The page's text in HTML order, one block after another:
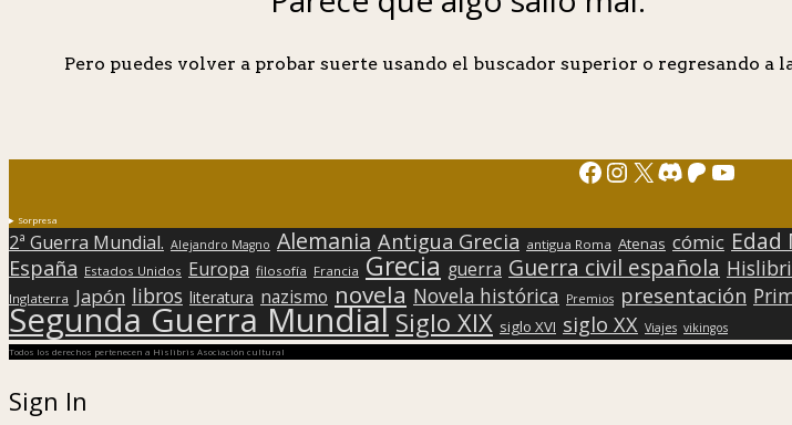
Pero puedes volver a probar suerte usando el buscador superior o regresando a
Facebook
Instagram
X Discord
Patreon
Sorpresa
2ª Guerra Mundial. Alejandro Magno Alemania Antigua Grecia antigua Roma Atenas cómic Edad
España Estados Unidos Europa filosofía Francia Grecia guerra Guerra civil española
Inglaterra Japón libros literatura nazismo novela Novela histórica Premios presentación
Segunda Guerra Mundial Siglo XIX siglo XVI siglo XX Viajes vikingos
Todos los derechos pertenecen a Hislibris Asociación cultural
Sign In